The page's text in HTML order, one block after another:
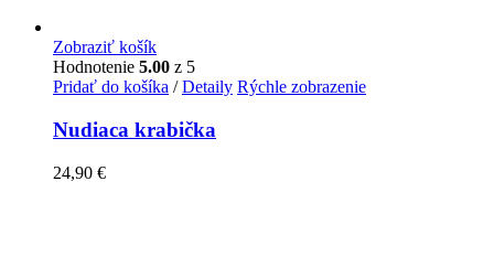
Zobraziť košík
Hodnotenie 5.00 z 5
Pridať do košíka / Detaily Rýchle zobrazenie
Nudiaca krabička
24,90 €